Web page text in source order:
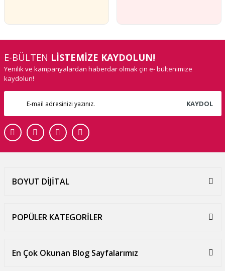
E-BÜLTEN LİSTEMİZE KAYDOLUN!
Yenilik ve kampanyalardan haberdar olmak çin e- bültenimize
kaydolun!
KAYDOL
BOYUT DİJİTAL
POPÜLER KATEGORİLER
En Çok Okunan Blog Sayfalarımız